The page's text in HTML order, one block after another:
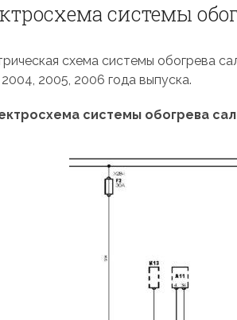
системы
схема системы обогрева
2005, 2006 года выпуска.
системы обогрева